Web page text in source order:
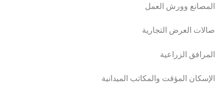
المصانع وورش العمل
صالات العرض التجارية
المرافق الزراعية
الإسكان المؤقت والمكاتب الميدانية